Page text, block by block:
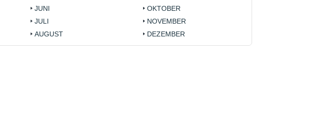
JUNI
JULI
AUGUST
OKTOBER
NOVEMBER
DEZEMBER